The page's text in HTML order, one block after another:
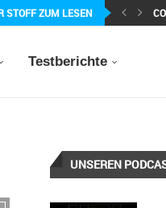
STOFF ZUM LESEN
Testberichte
UNSEREN